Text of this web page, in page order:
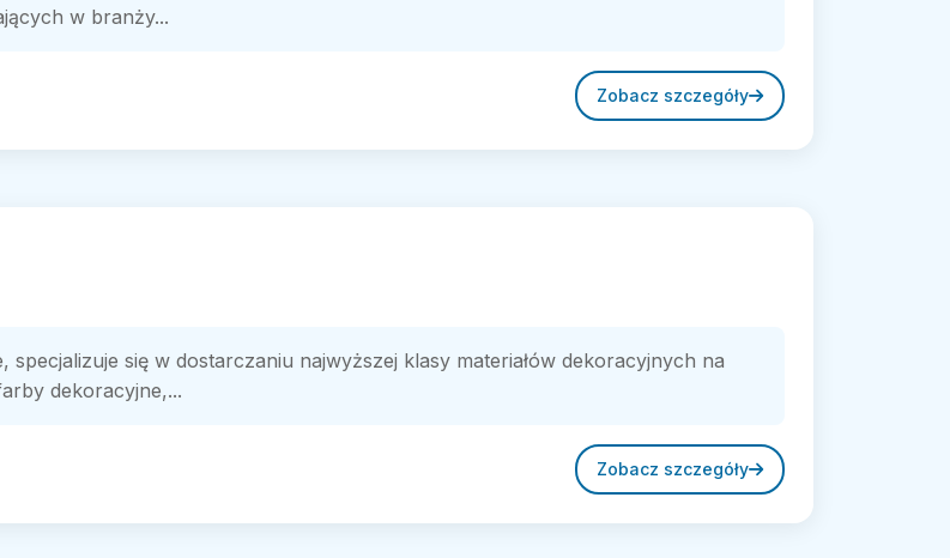
w branży...
Zobacz szczegóły
specjalizuje się w dostarczaniu najwyższej klasy materiałów dekoracyjnych na
dekoracyjne,...
Zobacz szczegóły